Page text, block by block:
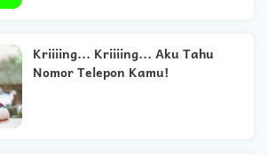
Kriiiing... Kriiiing... Aku Tahu
Nomor Telepon Kamu!